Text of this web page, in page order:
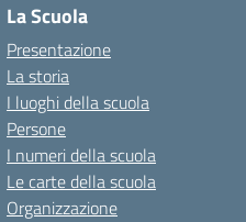
La Scuola
Presentazione
La storia
I luoghi della scuola
Persone
I numeri della scuola
Le carte della scuola
Organizzazione